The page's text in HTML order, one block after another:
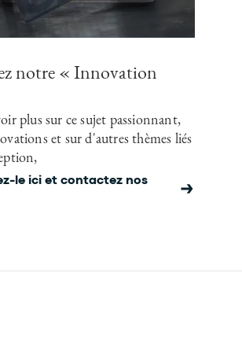
notre « Innovation
plus sur ce sujet passionnant,
et sur d'autres thèmes liés
le ici et contactez nos